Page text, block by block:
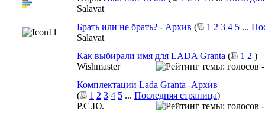
Salavat
Брать или не брать? - Архив ( 1 2 3 4 5 ...
Salavat
Как выбирали имя для LADA Granta ( 1 2 )
Wishmaster
Комплектации Lada Granta -Архив
(
1 2 3 4 5 ... Последняя страница)
Р.С.Ю.